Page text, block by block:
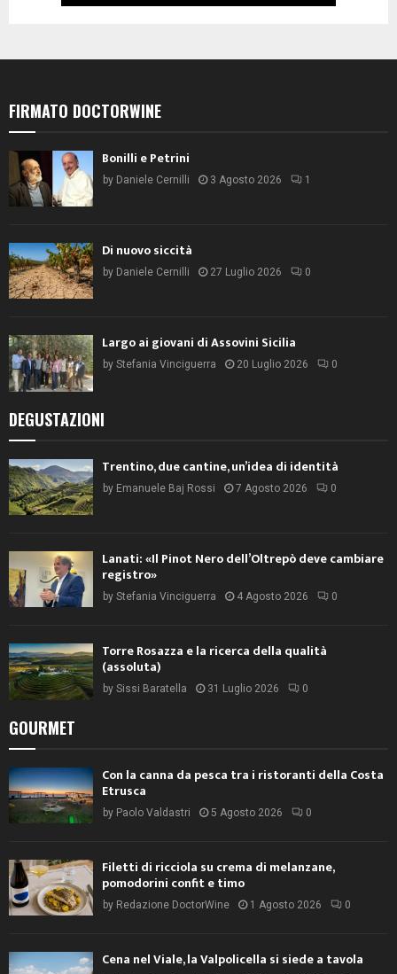
FIRMATO DOCTORWINE
Bonilli e Petrini
by Daniele Cernilli 3 Agosto 2026 1
Di nuovo siccità
by Daniele Cernilli 27 Luglio 2026 0
Largo ai giovani di Assovini Sicilia
by Stefania Vinciguerra 20 Luglio 2026 0
DEGUSTAZIONI
Trentino, due cantine, un’idea di identità
by Emanuele Baj Rossi 7 Agosto 2026 0
Lanati: «Il Pinot Nero dell’Oltrepò deve cambiare
registro»
by Stefania Vinciguerra 4 Agosto 2026 0
Torre Rosazza e la ricerca della qualità
(assoluta)
by Sissi Baratella 31 Luglio 2026 0
GOURMET
Con la canna da pesca tra i ristoranti della Costa
Etrusca
by Paolo Valdastri 5 Agosto 2026 0
Filetti di ricciola su crema di melanzane,
pomodorini confit e timo
by Redazione DoctorWine 1 Agosto 2026 0
Cena nel Viale, la Valpolicella si siede a tavola